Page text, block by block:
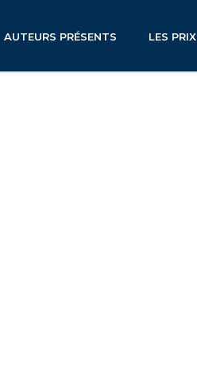
AUTEURS PRÉSENTS LES PRIX